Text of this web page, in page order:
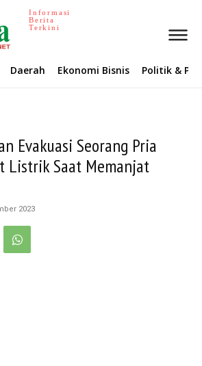
Informasi
Berita
Terkini
Daerah Ekonomi Bisnis Politik &
Evakuasi Seorang Pria
Listrik Saat Memanjat
2023